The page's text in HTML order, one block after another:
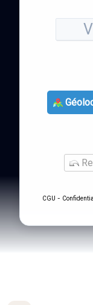
CGU -